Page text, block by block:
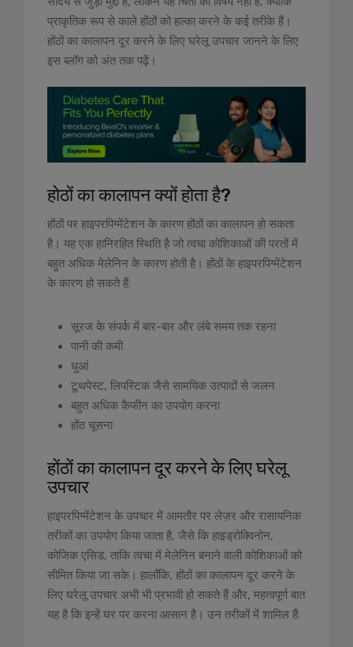
प्राकृतिक रूप से काले होंठों को हल्का करने के कई तरीके हैं।
होंठों का कालापन दूर करने के लिए घरेलू उपचार जानने के लिए
इस ब्लॉग को अंत तक पढ़ें।
होठों का कालापन क्यों होता है?
होंठों पर हाइपरपिग्मेंटेशन के कारण होंठों का कालापन हो सकता
है। यह एक हानिरहित स्थिति है जो त्वचा कोशिकाओं की परतों में
बहुत अधिक मेलेनिन के कारण होती है। होंठों के हाइपरपिग्मेंटेशन
के कारण हो सकते हैं:
सूरज के संपर्क में बार-बार और लंबे समय तक रहना
पानी की कमी
धुआं
टूथपेस्ट, लिपस्टिक जैसे सामयिक उत्पादों से जलन
बहुत अधिक कैफीन का उपयोग करना
होंठ चूसना
होंठों का कालापन दूर करने के लिए घरेलू
उपचार
हाइपरपिग्मेंटेशन के उपचार में आमतौर पर लेज़र और रासायनिक
तरीकों का उपयोग किया जाता है, जैसे कि हाइड्रोक्विनोन,
कोजिक एसिड, ताकि त्वचा में मेलेनिन बनाने वाली कोशिकाओं को
सीमित किया जा सके। हालाँकि, होंठों का कालापन दूर करने के
लिए घरेलू उपचार अभी भी प्रभावी हो सकते हैं और, महत्वपूर्ण बात
यह है कि इन्हें घर पर करना आसान है। उन तरीकों में शामिल हैं: